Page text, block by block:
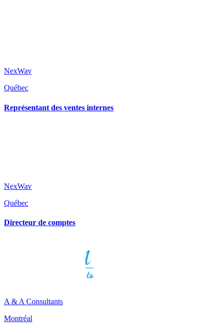
NexWav
Québec
Représentant des ventes internes
NexWav
Québec
Directeur de comptes
A & A Consultants
Montréal